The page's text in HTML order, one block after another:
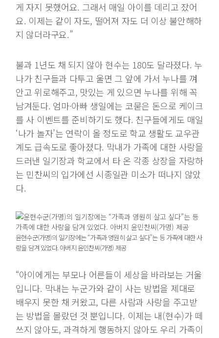
게 자지 못했어요. 그래서 매일 아이를 데리고 잤어
요. 이제는 같이 자도, 떨어져 자도 더 이상 불안해하
지 않더라구요.”
불과 1년도 채 되지 않아 현수는 180도 달라졌다. 누
나가 친구들과 다투고 울면 그 앞에 가서 누나를 껴
안고 위로해주고, 맛있는 게 있으면 누나를 위해 꼭
남겨둔다. 엄마·아빠 생일에는 코묻은 돈으로 케이크
를 사 이벤트를 준비하기도 했다. 친구들에게도 매일
‘나가 놀자’는 연락이 올 정도로 학교 생활도 교우관
계도 급속도로 좋아졌다. 막내가 가족에 대한 사랑을
드러낸 일기장과 학교에서 타 온 각종 상장을 자랑하
는 민찬씨의 입가에선 시종일관 미소가 떠나지 않았
다.
윤현수군(가명)의 일기장에는 “가족과 영원히 살고 싶다”는 등 가족에 대한 사
랑을 담겨 있었다. 아버지 윤민찬씨(가명) 제공
“아이에게는 부모나 어른들이 세상을 바라보는 거울
입니다. 막내는 누군가와 같이 사는 방법을 제대로
배우지 못한 채 커왔고, 다른 사람과 사랑을 주고받
는 방법을 몰랐던 것 뿐입니다. 이제는 내(현수)가 떼
쓰지 않아도, 과격하게 행동하지 않아도 우리 가족이